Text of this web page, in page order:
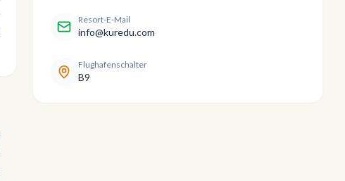
Resort-E-Mail
info@kuredu.com
Flughafenschalter
B9